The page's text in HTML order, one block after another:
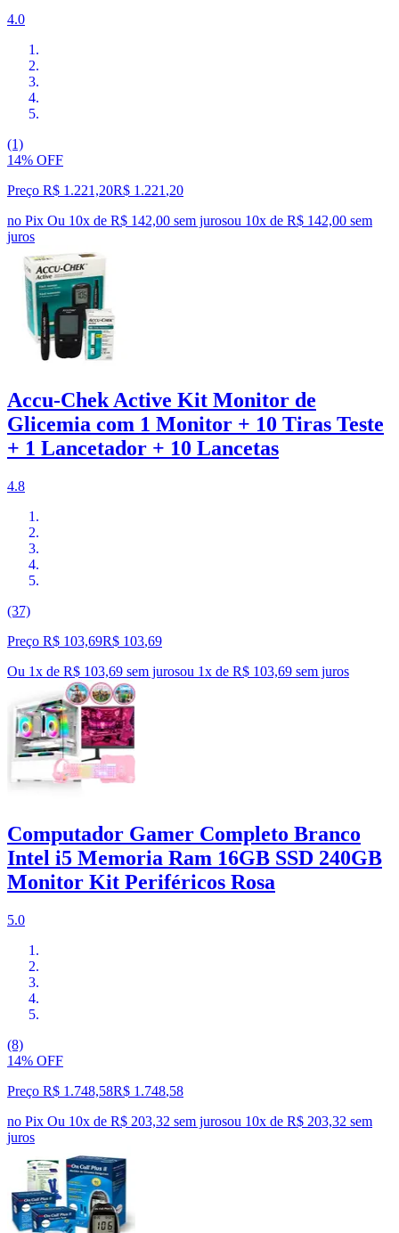
4.0
(1)
14% OFF
Preço R$ 1.221,20R$ 1.221 ,20
no Pix Ou 10x de R$ 142,00 sem jurosou 10x de R$ 142,00 sem
juros
Accu-Chek Active Kit Monitor de
Glicemia com 1 Monitor + 10 Tiras Teste
+ 1 Lancetador + 10 Lancetas
4.8
(37)
Preço R$ 103,69R$ 103,69
Ou 1x de R$ 103,69 sem jurosou 1x de R$ 103,69 sem juros
Computador Gamer Completo Branco
Intel i5 Memoria Ram 16GB SSD 240GB
Monitor Kit Periféricos Rosa
5.0
(8)
14% OFF
Preço R$ 1.748,58R$ 1.748,58
no Pix Ou 10x de R$ 203,32 sem jurosou 10x de R$ 203,32 sem
juros